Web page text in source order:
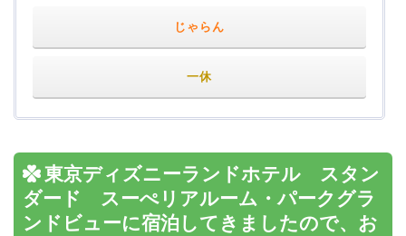
じゃらん
一休
東京ディズニーランドホテル スタン
ダード スーぺリアルーム・パークグラ
ンドビューに宿泊してきましたので、お